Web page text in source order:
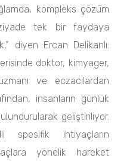
kompleks çözüm
tek bir faydaya
diyen Ercan Delikanlı:
doktor, kimyager,
ve eczacılardan
insanların günlük
geliştiriliyor.
ihtiyaçların
yönelik hareket